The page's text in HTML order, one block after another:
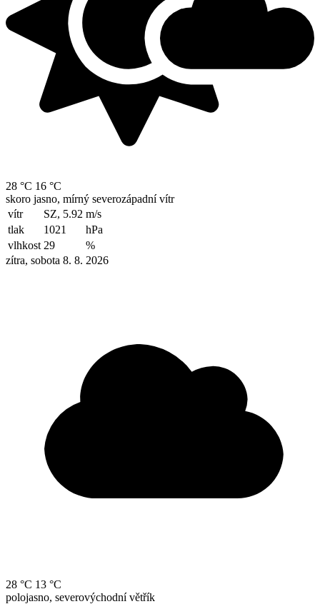
28 °C 16 °C
skoro jasno, mírný severozápadní vítr
vítr
SZ, 5.92 m/s
tlak
1021
hPa
vlhkost 29
%
zítra, sobota 8. 8. 2026
28 °C 13 °C
polojasno, severovýchodní větřík